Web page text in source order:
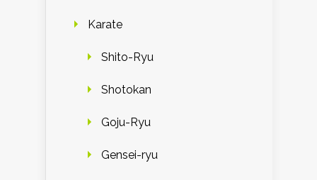
Karate
Shito-Ryu
Shotokan
Goju-Ryu
Gensei-ryu